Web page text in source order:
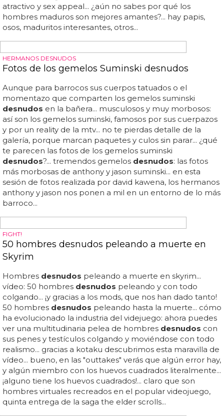
desnudos en el vestuario
Los jugadores del real madrid celebraron semi
alonso... un cocktail de hombres para todos los gustos...
en las fotos que subieron a twitter podemos ver entre
HOMBRES MADUROS DESNUDOS
10 hombres maduros desnudos que te pondrán
a mil
Para todos los gustos pero con algo en común: hombres
maduros desnudosy excitantes... ayer te traíamos a 10
hombres velludosdesnudospara calentar el verano,
pero hoy cambiamos de tercio para mostrarte a 10
hombres maduros desnudosque te pondrán a mil... en
la galería podrás ver a 10 hombres madurosdesnudos
con los que querrías cumplir todas tus fantasías... si a ti te
gusta morder el mango bien madurito, te pondrán a mil
estos 10 hombres madurosdesnudos... será que con la
edad llega la experiencia y los hombres maduros
desnudosllegan a todo su esplendor en cuando a
atractivo y sex appeal... ¿aún no sabes por qué los
hombres maduros son mejores amantes?... hay papis,